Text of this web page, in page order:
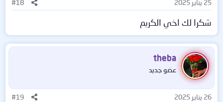
25 يناير 2025 #18
شكرا لك اخي الكريم
theba
عضو جديد
26 يناير 2025 #19